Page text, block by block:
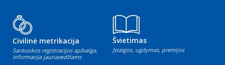
Civilinė metrikacija
Santuokos registracijos apžvalga,
informacija jaunavedžiams
Švietimas
Įstaigos, ugdymas, premijos